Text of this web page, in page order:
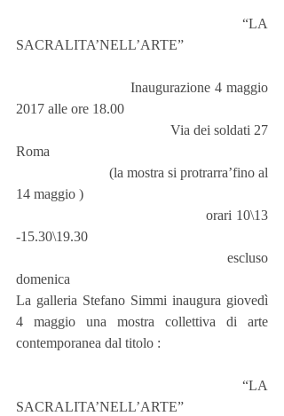
SACRALITA’NELL’ARTE”
2017 alle ore 18.00
Roma
14 maggio )
-15.30\19.30
domenica
La galleria Stefano Simmi inaugura giovedì
4 maggio una mostra collettiva di arte
contemporanea dal titolo :
SACRALITA’NELL’ARTE”